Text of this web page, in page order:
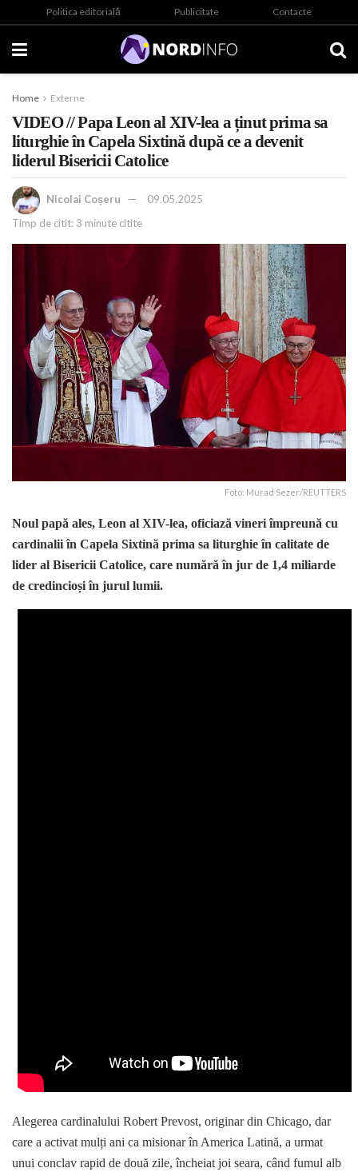
Politica editorială Publicitate Contacte
Home Externe
VIDEO // Papa Leon al XIV-lea a ținut prima sa
liturghie în Capela Sixtină după ce a devenit
liderul Bisericii Catolice
Nicolai Coșeru
09.05.2025
Timp de citit: 3 minute citite
Foto: Murad Sezer/REUTTERS
Noul papă ales, Leon al XIV-lea, oficiază vineri împreună cu
cardinalii în Capela Sixtină prima sa liturghie în calitate de
lider al Bisericii Catolice, care numără în jur de 1,4 miliarde
de credincioși în jurul lumii.
Alegerea cardinalului Robert Prevost, originar din Chicago, dar
care a activat mulți ani ca misionar în America Latină, a urmat
unui conclav rapid de două zile, încheiat joi seara, când fumul alb